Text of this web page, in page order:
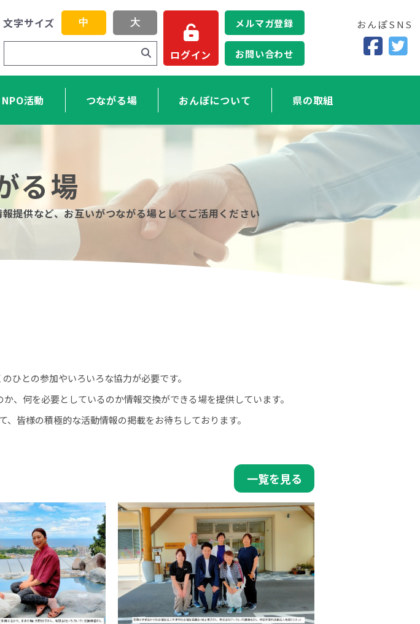
文字サイズ 中 大
ログイン
NPO活動 つながる場 おんぽについて 県の取組
メルマガ登録
お問い合わせ
おんぽSNS
る場
提供など、お互いがつながる場としてご活用ください
ひとの参加やいろいろな協力が必要です。
、何を必要としているのか情報交換ができる場を提供しています。
皆様の積極的な活動情報の掲載をお待ちしております。
一覧を見る